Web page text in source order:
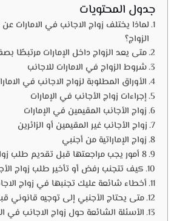
جدول المحتويات
لماذا يختلف زواج الاجانب في الامارات
الزواج؟
متى يعد الزواج داخل الإمارات مرتبطًا
شروط الزواج في الامارات للاجانب
الأوراق المطلوبة لزواج الاجانب في
إجراءات زواج الأجانب في الإمارات
زواج الأجانب المقيمين في الإمارات
زواج الأجانب غير المقيمين أو الزائرين
زواج الإماراتية من أجنبي
8 أمور يجب مراجعتها قبل تقديم طلب زواج الأجانب
كيف تتجنب رفض أو تأخير طلب زواج
أخطاء شائعة عليك تجنبها في زواج
متى يحتاج الأجنبي إلى توجيه قانوني
الأسئلة الشائعة حول زواج الاجانب في